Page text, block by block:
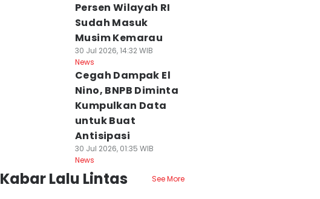
Persen Wilayah RI
Sudah Masuk
Musim Kemarau
30 Jul 2026, 14:32 WIB
News
Cegah Dampak El
Nino, BNPB Diminta
Kumpulkan Data
untuk Buat
Antisipasi
30 Jul 2026, 01:35 WIB
News
Kabar Lalu Lintas See More